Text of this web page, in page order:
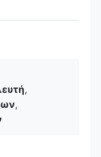
,
,